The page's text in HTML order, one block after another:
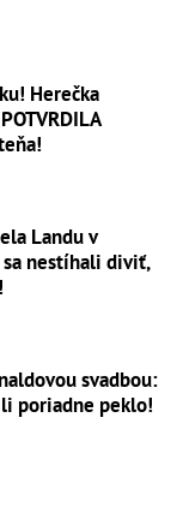
Herečka
Landu v
sa nestíhali diviť,
svadbou:
poriadne peklo!